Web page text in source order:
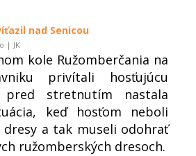
nad Senicou
| JK
kole Ružomberčania na
privítali hosťujúcu
pred stretnutím nastala
keď hosťom neboli
dresy a tak museli odohrať
ružomberských dresoch.